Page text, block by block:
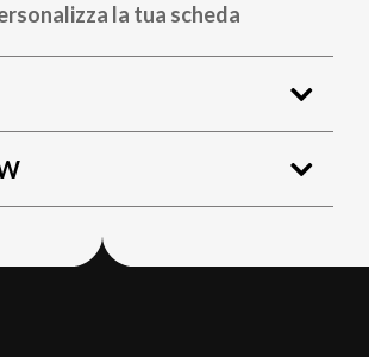
la tua scheda